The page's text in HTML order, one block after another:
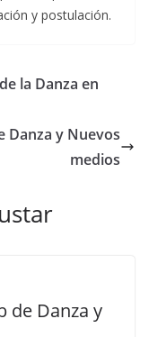
y postulación.
la Danza en
Danza y Nuevos
medios
de Danza y